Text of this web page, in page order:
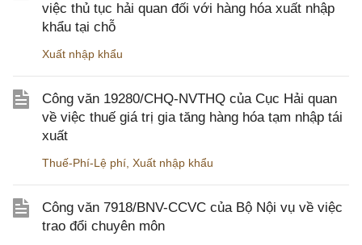
việc thủ tục hải quan đối với hàng hóa xuất nhập
khẩu tại chỗ
Xuất nhập khẩu
Công văn 19280/CHQ-NVTHQ của Cục Hải quan
về việc thuế giá trị gia tăng hàng hóa tạm nhập tái
xuất
Thuế-Phí-Lệ phí Xuất nhập khẩu
Công văn 7918/BNV-CCVC của Bộ Nội vụ về việc
trao đổi chuyên môn